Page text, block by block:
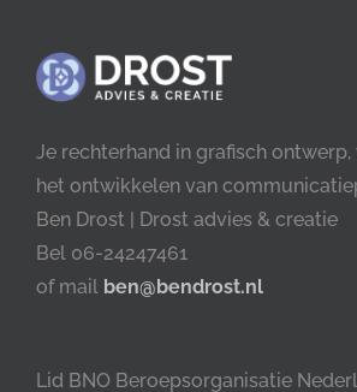
Je rechterhand in grafisch
het ontwikkelen van
Ben Drost | Drost advies & creatie
Bel 06-24247461
of mail ben@bendrost.nl
Lid BNO Beroepsorganisatie